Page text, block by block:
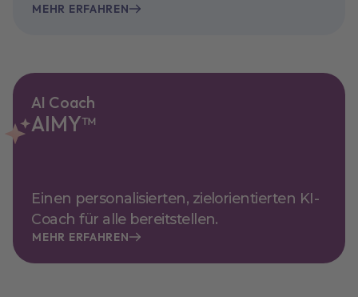
MEHR ERFAHREN
AI Coach
AIMY™
Einen personalisierten, zielorientierten KI-
Coach für alle bereitstellen.
MEHR ERFAHREN